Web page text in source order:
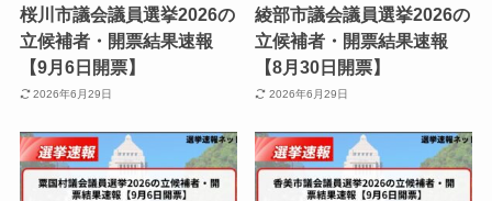
桜川市議会議員選挙2026の
立候補者・開票結果速報
【9月6日開票】
2026年6月29日
綾部市議会議員選挙2026の
立候補者・開票結果速報
【8月30日開票】
2026年6月29日